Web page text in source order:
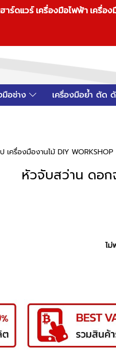
ร์ดแวร์ เครื่องมือไฟฟ้า เครื่
มือช่าง เครื่องมือย้ำ ตัด ดั
เครื่องมืองานไม้ DIY WORKSHOP
หัวจับสว่าน ดอ
ไม่